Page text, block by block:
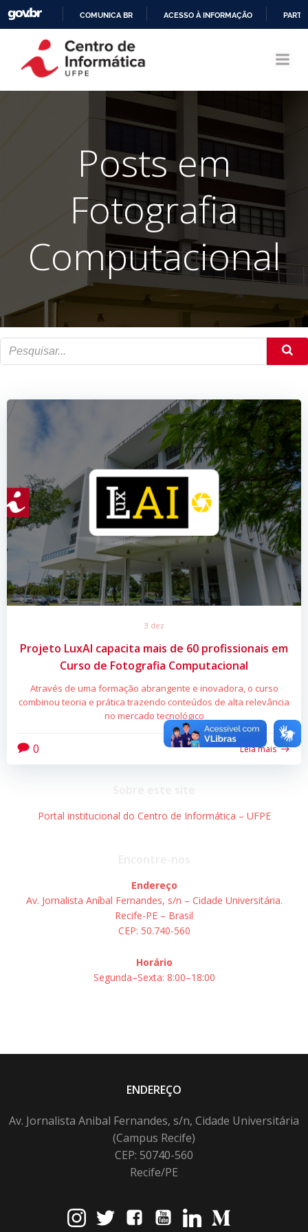
CONTEÚDO
COMUNICA BR ACESSO À INFORMAÇÃO
Posts em
Fotografia
Computacional
3 dez
Projeto LuxAI capacita mais de 60 profissionais em
Curso de Fotografia Computacional
Através de uma formação abrangente e inovadora, o curso
combinou teoria e prática trazendo conteúdos de alta relevância
no mercado tecnológico
0 Leia mais
Portal institucional do Centro de Informática – UFPE
Endereço
Av. Jornalista Aníbal Fernandes, s/n – Cidade Universitária.
Recife-PE – Brasil
CEP: 50.740-560
Horário
Segunda–Sexta: 8:00–18:00
ENDEREÇO
Av. Jornalista Anibal Fernandes, s/n, Cidade Universitária
(Campus Recife)
CEP: 50740-560
Recife/PE